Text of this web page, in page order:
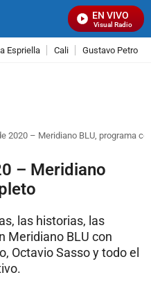
EN VIVO
Señal Visual Radio
Espriella Cali Gustavo Petro
2020 – Meridiano BLU, programa
– Meridiano
las historias, las
Meridiano BLU con
Octavio Sasso y todo el